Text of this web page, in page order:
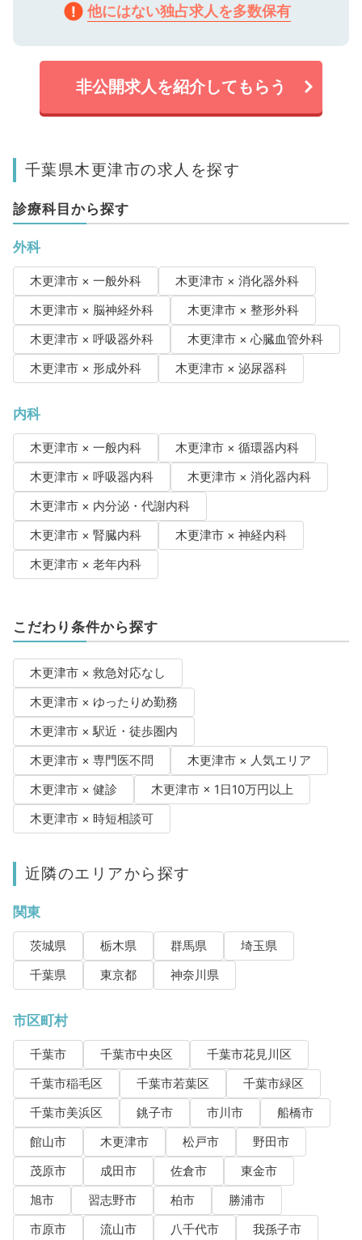
他にはない独占求人を多数保有
非公開求人を紹介してもらう
千葉県木更津市の求人を探す
診療科目から探す
外科
木更津市 × 一般外科
木更津市 × 消化器外科
木更津市 × 脳神経外科
木更津市 × 整形外科
木更津市 × 呼吸器外科
木更津市 × 心臓血管外科
木更津市 × 形成外科
木更津市 × 泌尿器科
内科
木更津市 × 一般内科
木更津市 × 循環器内科
木更津市 × 呼吸器内科
木更津市 × 消化器内科
木更津市 × 内分泌・代謝内科
木更津市 × 腎臓内科
木更津市 × 神経内科
木更津市 × 老年内科
こだわり条件から探す
木更津市 × 救急対応なし
木更津市 × ゆったりめ勤務
木更津市 × 駅近・徒歩圏内
木更津市 × 専門医不問
木更津市 × 人気エリア
木更津市 × 健診
木更津市 × 1日10万円以上
木更津市 × 時短相談可
近隣のエリアから探す
関東
茨城県 栃木県 群馬県
埼玉県
千葉県
東京都 神奈川県
市区町村
千葉市 千葉市中央区
千葉市花見川区
千葉市稲毛区
千葉市若葉区
千葉市緑区
千葉市美浜区
銚子市 市川市
船橋市
館山市
木更津市 松戸市
野田市
茂原市
成田市 佐倉市
東金市
旭市
習志野市 柏市
勝浦市
市原市
流山市 八千代市
我孫子市